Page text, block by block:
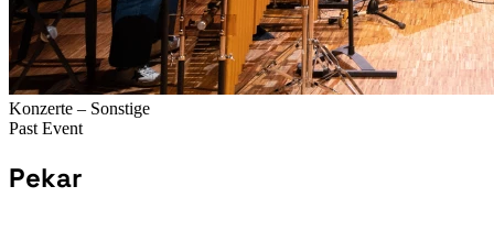
Konzerte – Sonstige
Past Event
Pekar